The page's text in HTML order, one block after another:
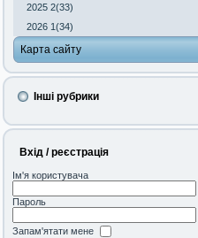
2025 2(33)
2026 1(34)
Карта сайту
Інші рубрики
Вхід / реєстрація
Ім'я користувача
Пароль
Запам'ятати мене